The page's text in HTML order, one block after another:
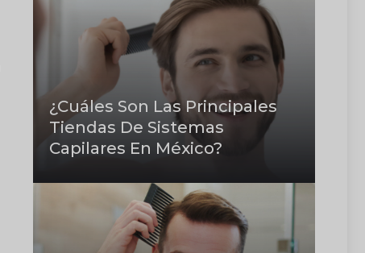
¿Cuáles Son Las Principales
Tiendas De Sistemas
Capilares En México?